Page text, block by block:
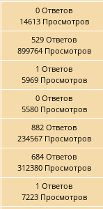
0 Ответов
14613 Просмотров
529 Ответов
899764 Просмотров
1 Ответов
5969 Просмотров
0 Ответов
5580 Просмотров
882 Ответов
234567 Просмотров
684 Ответов
312380 Просмотров
1 Ответов
7223 Просмотров